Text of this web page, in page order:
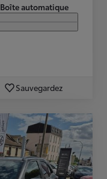
Boîte automatique
Sauvegardez